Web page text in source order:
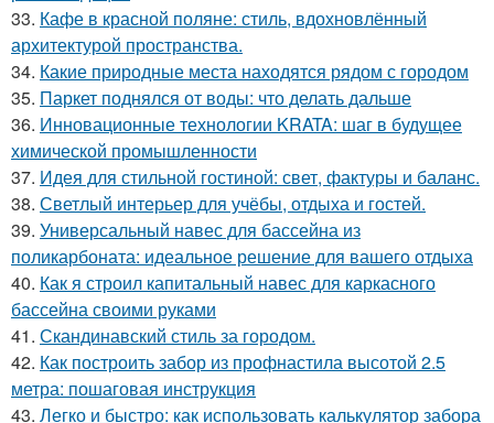
33. Кафе в красной поляне: стиль, вдохновлённый
архитектурой пространства.
34. Какие природные места находятся рядом с городом
35. Паркет поднялся от воды: что делать дальше
36. Инновационные технологии KRATA: шаг в будущее
химической промышленности
37. Идея для стильной гостиной: свет, фактуры и баланс.
38. Светлый интерьер для учёбы, отдыха и гостей.
39. Универсальный навес для бассейна из
поликарбоната: идеальное решение для вашего отдыха
40. Как я строил капитальный навес для каркасного
бассейна своими руками
41. Скандинавский стиль за городом.
42. Как построить забор из профнастила высотой 2.5
метра: пошаговая инструкция
43. Легко и быстро: как использовать калькулятор забора